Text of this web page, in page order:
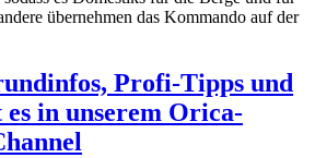
übernehmen das Kommando auf der
Profi-Tipps und
in unserem Orica-